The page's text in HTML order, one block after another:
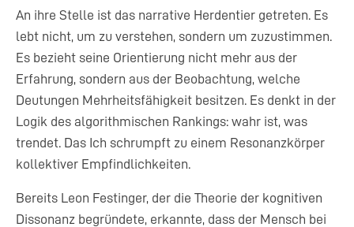
An ihre Stelle ist das narrative Herdentier getreten. Es
lebt nicht, um zu verstehen, sondern um zuzustimmen.
Es bezieht seine Orientierung nicht mehr aus der
Erfahrung, sondern aus der Beobachtung, welche
Deutungen Mehrheitsfähigkeit besitzen. Es denkt in der
Logik des algorithmischen Rankings: wahr ist, was
trendet. Das Ich schrumpft zu einem Resonanzkörper
kollektiver Empfindlichkeiten.
Bereits Leon Festinger, der die Theorie der kognitiven
Dissonanz begründete, erkannte, dass der Mensch bei